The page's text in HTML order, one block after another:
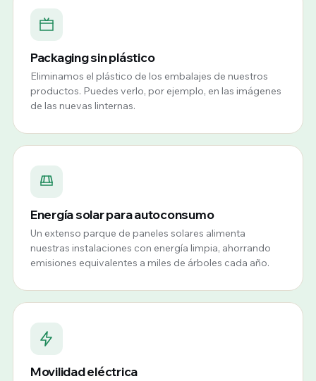
Packaging sin plástico
Eliminamos el plástico de los embalajes de nuestros
productos. Puedes verlo, por ejemplo, en las imágenes
de las nuevas linternas.
Energía solar para autoconsumo
Un extenso parque de paneles solares alimenta
nuestras instalaciones con energía limpia, ahorrando
emisiones equivalentes a miles de árboles cada año.
Movilidad eléctrica